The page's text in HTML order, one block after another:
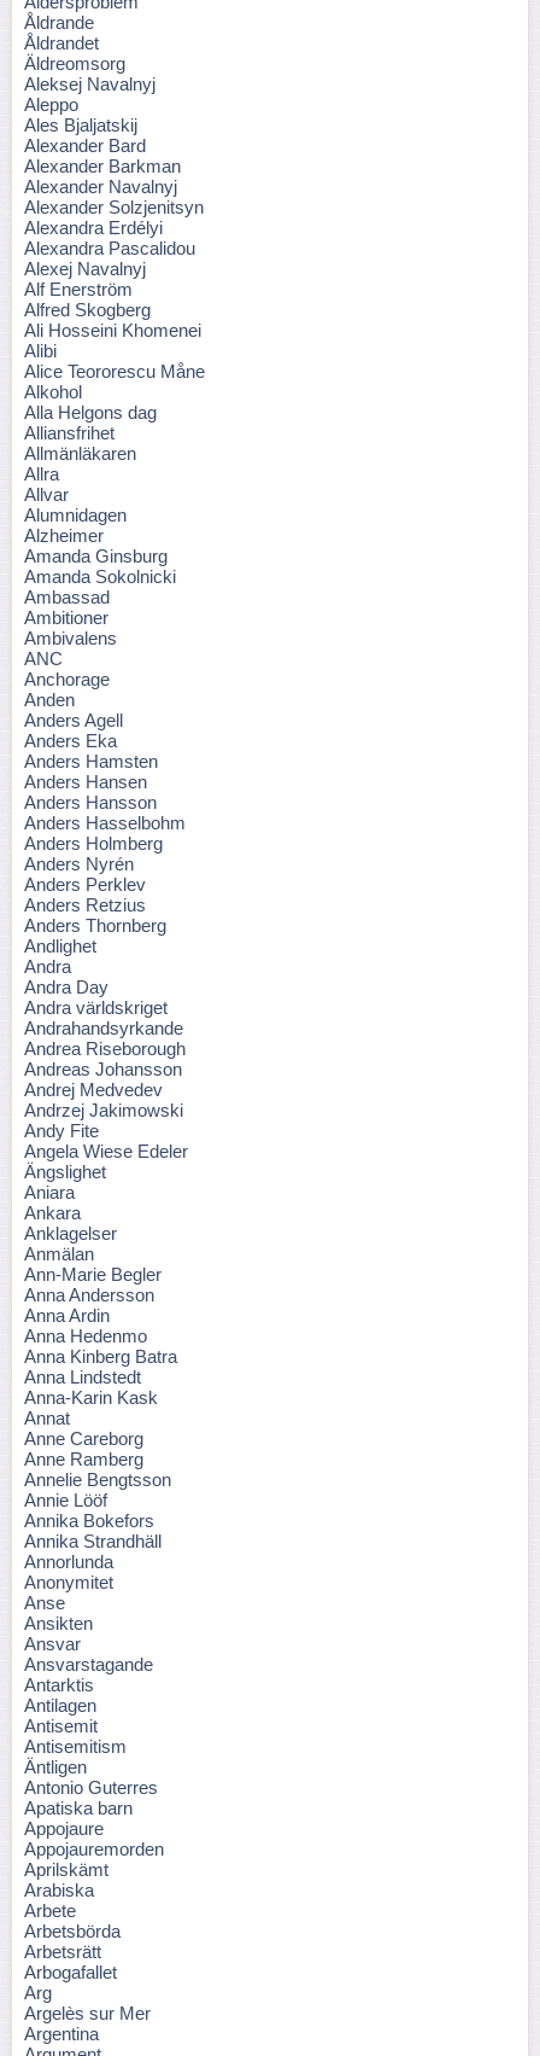
Åldrande
Åldrandet
Äldreomsorg
Aleksej Navalnyj
Aleppo
Ales Bjaljatskij
Alexander Bard
Alexander Barkman
Alexander Navalnyj
Alexander Solzjenitsyn
Alexandra Erdélyi
Alexandra Pascalidou
Alexej Navalnyj
Alf Enerström
Alfred Skogberg
Ali Hosseini Khomenei
Alibi
Alice Teororescu Måne
Alkohol
Alla Helgons dag
Alliansfrihet
Allmänläkaren
Allra
Allvar
Alumnidagen
Alzheimer
Amanda Ginsburg
Amanda Sokolnicki
Ambassad
Ambitioner
Ambivalens
ANC
Anchorage
Anden
Anders Agell
Anders Eka
Anders Hamsten
Anders Hansen
Anders Hansson
Anders Hasselbohm
Anders Holmberg
Anders Nyrén
Anders Perklev
Anders Retzius
Anders Thornberg
Andlighet
Andra
Andra Day
Andra världskriget
Andrahandsyrkande
Andrea Riseborough
Andreas Johansson
Andrej Medvedev
Andrzej Jakimowski
Andy Fite
Angela Wiese Edeler
Ängslighet
Aniara
Ankara
Anklagelser
Anmälan
Ann-Marie Begler
Anna Andersson
Anna Ardin
Anna Hedenmo
Anna Kinberg Batra
Anna Lindstedt
Anna-Karin Kask
Annat
Anne Careborg
Anne Ramberg
Annelie Bengtsson
Annie Lööf
Annika Bokefors
Annika Strandhäll
Annorlunda
Anonymitet
Anse
Ansikten
Ansvar
Ansvarstagande
Antarktis
Antilagen
Antisemit
Antisemitism
Äntligen
Antonio Guterres
Apatiska barn
Appojaure
Appojauremorden
Aprilskämt
Arabiska
Arbete
Arbetsbörda
Arbetsrätt
Arbogafallet
Arg
Argelès sur Mer
Argentina